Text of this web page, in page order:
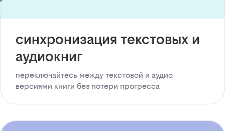
синхронизация текстовых и
аудиокниг
переключайтесь между текстовой и аудио
версиями книги без потери прогресса